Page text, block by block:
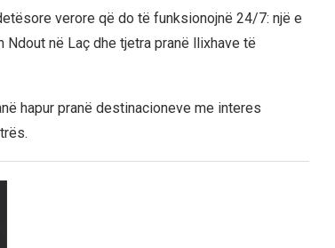
verore që do të funksionojnë 24/7: një e
në Laç dhe tjetra pranë llixhave të
hapur pranë destinacioneve me interes